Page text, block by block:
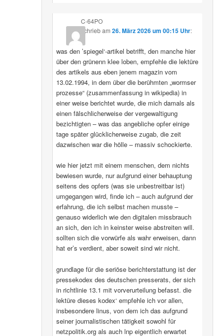
C-64PO
schriebam 26. März 2026 um 00:15 Uhr:
was den ’spiegel‘-artikel betrifft, den manche hier
über den grünenn klee loben, empfehle die lektüre
des artikels aus eben jenem magazin vom
13.02.1994, in dem über die berühmten „wormser
prozesse“ (zusammenfassung in wikipedia) in
einer weise berichtet wurde, die mich damals als
einen fälschlicherweise der vergewaltigung
bezichtigten – was das angebliche opfer einige
tage später glücklicherweise zugab, die zeit
dazwischen war die hölle – massiv schockierte.
wie hier jetzt mit einem menschen, dem nichts
bewiesen wurde, nur aufgrund einer behauptung
seitens des opfers (was sie unbestreitbar ist)
umgegangen wird, finde ich – auch aufgrund der
erfahrung, die ich selbst machen musste –
genauso widerlich wie den digitalen missbrauch
an sich, den ich in keinster weise abstreiten will.
sollten sich die vorwürfe als wahr erweisen, dann
hat er’s verdient, aber soweit sind wir nicht.
grundlage für die seriöse berichterstattung ist der
pressekodex des deutschen presserats, der sich
in richtlinie 13.1 mit vorverurteilung befasst. die
lektüre dieses kodex‘ empfehle ich vor allen,
insbesondere linus, von dem ich das aufgrund
seiner journalistischen tätigkeit sowohl für
netzpolitik.org als auch lnp eigentlich erwartet